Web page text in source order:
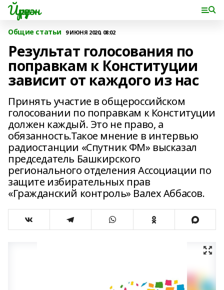
Йүрүҙән
Общие статьи 9 ИЮНЯ 2020, 08:02
Результат голосования по
поправкам к Конституции
зависит от каждого из нас
Принять участие в общероссийском
голосовании по поправкам к Конституции
должен каждый. Это не право, а
обязанность.Такое мнение в интервью
радиостанции «Спутник ФМ» высказал
председатель Башкирского
регионального отделения Ассоциации по
защите избирательных прав
«Гражданский контроль» Валех Аббасов.